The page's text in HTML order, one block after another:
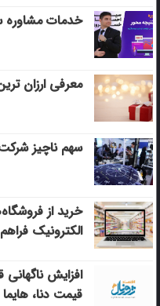
خدمات مشاوره
معرفی ارزان
سهم ناچیز
خرید از
الکترونیک
افزایش
قیمت دنا، هایما